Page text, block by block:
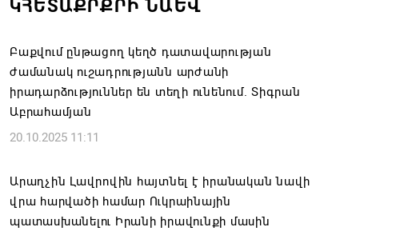
դատավարությանը՝ ի աջակցություն Ամենայն
Հայոց կաթողիկոսի և սրբազանների. Աննա
Գրիգորյան
Արտաքին հետախուզության ծառայության պետի
պաշտոնում
ԿՀԵՏԱՔՐՔՐԻ ՆԱԵՎ
Բաքվում ընթացող կեղծ դատավարության
ժամանակ ուշադրությանն արժանի
իրադարձություններ են տեղի ունենում. Տիգրան
Աբրահամյան
20.10.2025 11:11
Արաղչին Լավրովին հայտնել է իրանական նավի
վրա hարվածի համար Ուկրաինային
պատասխանելու Իրանի իրավունքի մասին